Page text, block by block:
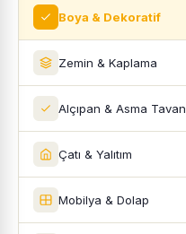
Boya & Dekoratif
Zemin & Kaplama
Alçıpan & Asma Tavan
Çatı & Yalıtım
Mobilya & Dolap